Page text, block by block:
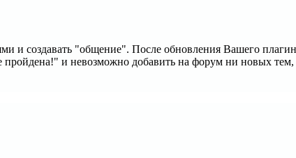
и создавать "общение". После обновления Вашего
пройдена!" и невозможно добавить на форум ни новых